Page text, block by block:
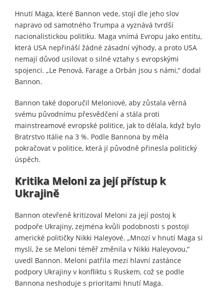
Hnutí Maga, které Bannon vede, stojí dle jeho slov
napravo od samotného Trumpa a vyznává tvrdší
nacionalistickou politiku. Maga vnímá Evropu jako entitu,
která USA nepřináší žádné zásadní výhody, a proto USA
nemají důvod usilovat o silné vztahy s evropskými
spojenci. „Le Penová, Farage a Orbán jsou s námi,“ dodal
Bannon.
Bannon také doporučil Meloniové, aby zůstala věrná
svému původnímu přesvědčení a stála proti
mainstreamové evropské politice, jak to dělala, když bylo
Bratrstvo Itálie na 3 %. Podle Bannona by měla
pokračovat v politice, která jí původně přinesla politický
úspěch.
Kritika Meloni za její přístup k
Ukrajině
Bannon otevřeně kritizoval Meloni za její postoj k
podpoře Ukrajiny, zejména kvůli podobnosti s postoji
americké političky Nikki Haleyové. „Mnozí v hnutí Maga si
myslí, že se Meloni téměř změnila v Nikki Haleyovou,“
uvedl Bannon. Meloni patřila mezi hlavní zastánce
podpory Ukrajiny v konfliktu s Ruskem, což se podle
Bannona neshoduje s prioritami hnutí Maga.